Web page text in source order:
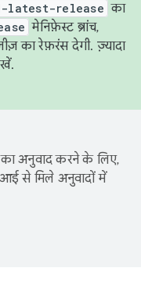
latest-release का
मेनिफ़ेस्ट ब्रांच,
का रेफ़रंस देगी. ज़्यादा
अनुवाद करने के लिए,
से मिले अनुवादों में